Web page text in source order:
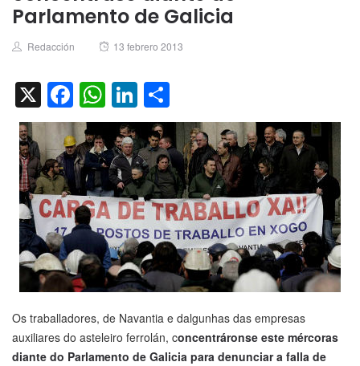
Parlamento de Galicia
Author
Redacción
Posted
13 febrero 2013
X Facebook
WhatsApp
LinkedIn
Os traballadores, de Navantia e dalgunhas das empresas
auxiliares do asteleiro ferrolán, concentráronse este mércoras
diante do Parlamento de Galicia para denunciar a falla de